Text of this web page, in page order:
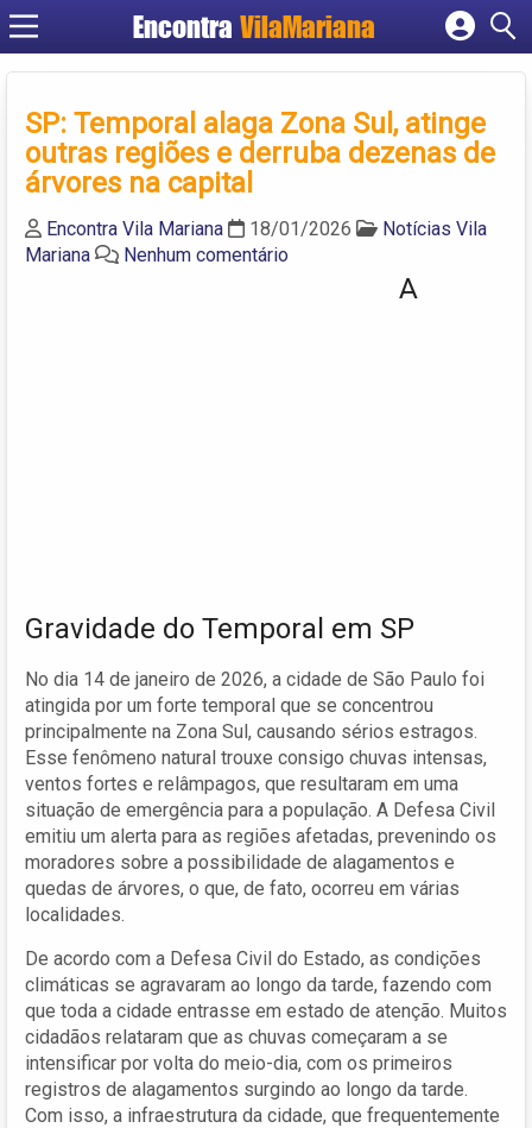
EncontraVilaMariana
Cadastrar empresa
Criar conta
SP: Temporal alaga Zona Sul, atinge
outras regiões e derruba dezenas de
árvores na capital
Encontra Vila Mariana 18/01/2026
Notícias Vila
Mariana
Nenhum comentário
A
Gravidade do Temporal em SP
No dia 14 de janeiro de 2026, a cidade de São Paulo foi
atingida por um forte temporal que se concentrou
principalmente na Zona Sul, causando sérios estragos.
Esse fenômeno natural trouxe consigo chuvas intensas,
ventos fortes e relâmpagos, que resultaram em uma
situação de emergência para a população. A Defesa Civil
emitiu um alerta para as regiões afetadas, prevenindo os
moradores sobre a possibilidade de alagamentos e
quedas de árvores, o que, de fato, ocorreu em várias
localidades.
De acordo com a Defesa Civil do Estado, as condições
climáticas se agravaram ao longo da tarde, fazendo com
que toda a cidade entrasse em estado de atenção. Muitos
cidadãos relataram que as chuvas começaram a se
intensificar por volta do meio-dia, com os primeiros
registros de alagamentos surgindo ao longo da tarde.
Com isso, a infraestrutura da cidade, que frequentemente